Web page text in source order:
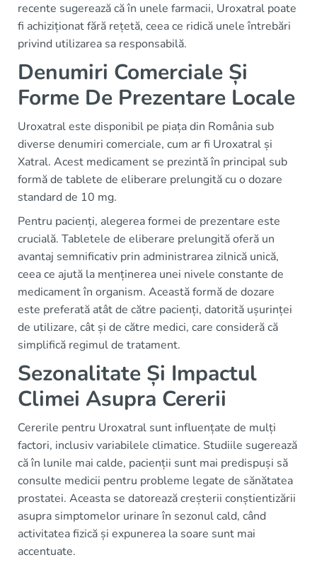
recente sugerează că în unele farmacii, Uroxatral poate
fi achiziționat fără rețetă, ceea ce ridică unele întrebări
privind utilizarea sa responsabilă.
Denumiri Comerciale Și
Forme De Prezentare Locale
Uroxatral este disponibil pe piața din România sub
diverse denumiri comerciale, cum ar fi Uroxatral și
Xatral. Acest medicament se prezintă în principal sub
formă de tablete de eliberare prelungită cu o dozare
standard de 10 mg.
Pentru pacienți, alegerea formei de prezentare este
crucială. Tabletele de eliberare prelungită oferă un
avantaj semnificativ prin administrarea zilnică unică,
ceea ce ajută la menținerea unei nivele constante de
medicament în organism. Această formă de dozare
este preferată atât de către pacienți, datorită ușurinței
de utilizare, cât și de către medici, care consideră că
simplifică regimul de tratament.
Sezonalitate Și Impactul
Climei Asupra Cererii
Cererile pentru Uroxatral sunt influențate de mulți
factori, inclusiv variabilele climatice. Studiile sugerează
că în lunile mai calde, pacienții sunt mai predispuși să
consulte medicii pentru probleme legate de sănătatea
prostatei. Aceasta se datorează creșterii conștientizării
asupra simptomelor urinare în sezonul cald, când
activitatea fizică și expunerea la soare sunt mai
accentuate.